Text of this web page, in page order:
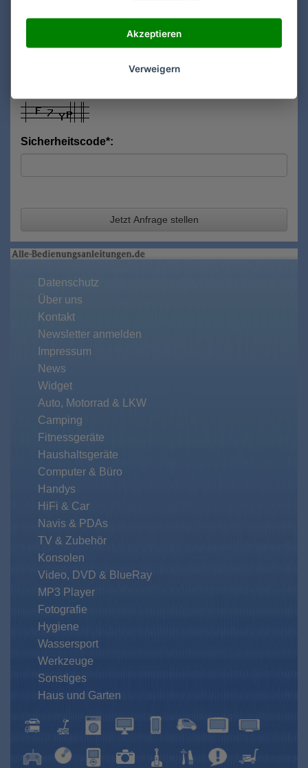
Sicherheitscode*:
Jetzt Anfrage stellen
Datenschutz
Über uns
Kontakt
Newsletter anmelden
Impressum
News
Widget
Auto, Motorrad & LKW
Camping
Fitnessgeräte
Haushaltsgeräte
Computer & Büro
Handys
HiFi & Car
Navis & PDAs
TV & Zubehör
Konsolen
Video, DVD & BlueRay
MP3 Player
Fotografie
Hygiene
Wassersport
Werkzeuge
Sonstiges
Haus und Garten
Akzeptieren
Verweigern